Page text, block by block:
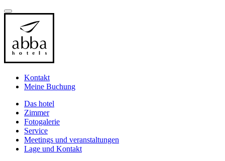
Kontakt
Meine Buchung
Das hotel
Zimmer
Fotogalerie
Service
Meetings und veranstaltungen
Lage und Kontakt